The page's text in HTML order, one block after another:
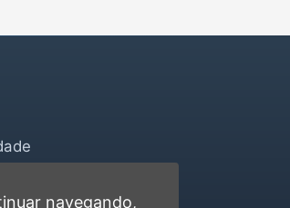
navegando,